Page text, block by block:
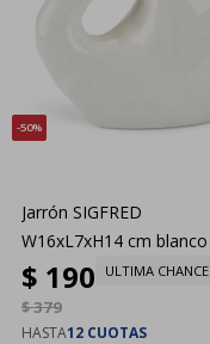
50
Jarrón SIGFRED
W16xL7xH14 cm blanco
$ 190
$379
ULTIMA CHANCE
HASTA12 CUOTAS